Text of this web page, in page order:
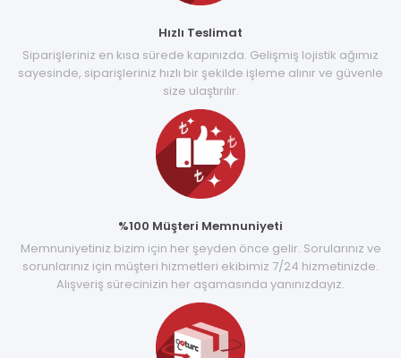
Hızlı Teslimat
Siparişleriniz en kısa sürede kapınızda. Gelişmiş lojistik ağımız
sayesinde, siparişleriniz hızlı bir şekilde işleme alınır ve güvenle
size ulaştırılır.
%100 Müşteri Memnuniyeti
Memnuniyetiniz bizim için her şeyden önce gelir. Sorularınız ve
sorunlarınız için müşteri hizmetleri ekibimiz 7/24 hizmetinizde.
Alışveriş sürecinizin her aşamasında yanınızdayız.